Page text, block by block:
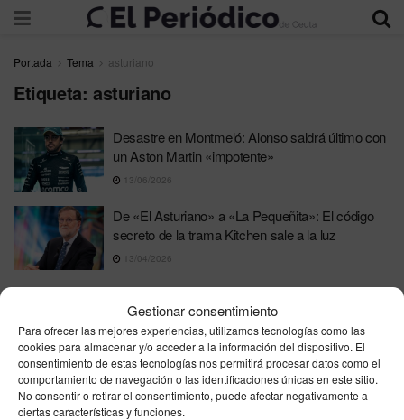
Gestionar consentimiento
Para ofrecer las mejores experiencias, utilizamos tecnologías como las
cookies para almacenar y/o acceder a la información del dispositivo. El
consentimiento de estas tecnologías nos permitirá procesar datos como el
comportamiento de navegación o las identificaciones únicas en este sitio.
No consentir o retirar el consentimiento, puede afectar negativamente a
ciertas características y funciones.
Portada Tema asturiano
Etiqueta: asturiano
Desastre en Montmeló: Alonso saldrá último con
un Aston Martin «impotente»
13/06/2026
De «El Asturiano» a «La Pequeñita»: El código
secreto de la trama Kitchen sale a la luz
13/04/2026
Contacta Publicidad Aviso Legal
Política de privacidad
Política de cookies